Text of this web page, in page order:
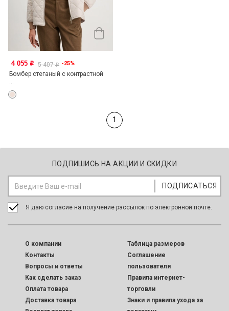
4 055 o 5 407o -25%
Бомбер стеганый с контрастной
1
ПОДПИШИСЬ НА АКЦИИ И СКИДКИ
Я даю согласие на получение рассылок по электронной почте.
O компании
Контакты
Вопросы и ответы
Как сделать заказ
Оплата товара
Доставка товара
Таблица размеров
Соглашение
пользователя
Правила интернет-
торговли
Знаки и правила ухода за